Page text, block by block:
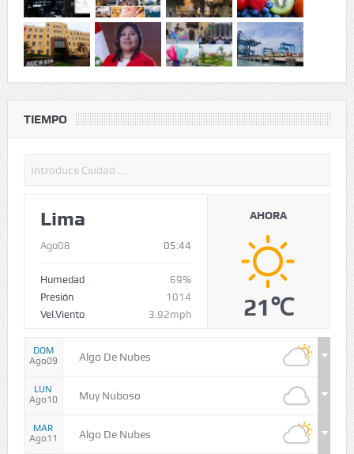
TIEMPO
Lima
Ago08 05:44
Humedad
69%
Presión
1014
Vel.Viento
3.92mph
AHORA
21℃
DOM
Ago09
Algo De Nubes
LUN
Ago10
Muy Nuboso
MAR
Ago11
Algo De Nubes